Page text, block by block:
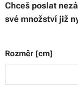
Chceš poslat
své množství již
Rozměr [cm]